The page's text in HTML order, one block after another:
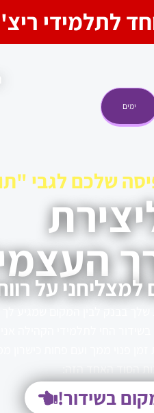
לתלמידי ריצ'ר:
ימים
שלכם לגבי
על
בבנק לבין המקום שמגיע לך
הסוד האחד הזה:
בשידור!